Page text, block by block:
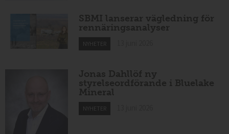
SBMI lanserar vägledning för
rennäringsanalyser
NYHETER
Jonas Dahllöf ny
styrelseordförande i Bluelake
Mineral
NYHETER